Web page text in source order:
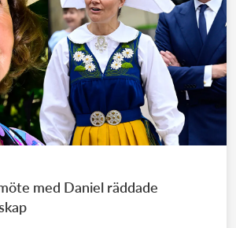
med Daniel räddade